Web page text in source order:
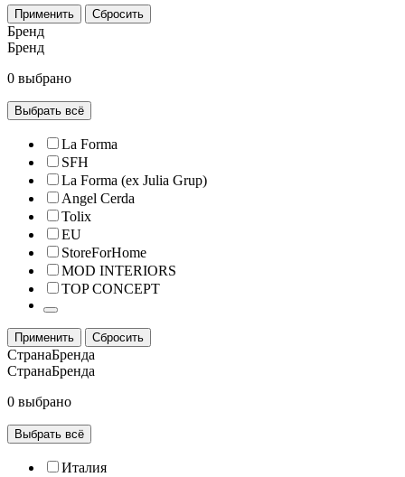
Применить Сбросить
Бренд
Бренд
0 выбрано
Выбрать всё
La Forma
SFH
La Forma (ex Julia Grup)
Angel Cerda
Tolix
EU
StoreForHome
MOD INTERIORS
TOP CONCEPT
Применить Сбросить
СтранаБренда
СтранаБренда
0 выбрано
Выбрать всё
Италия